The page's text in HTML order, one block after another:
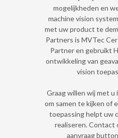
mogelijkheden en
machine vision
met uw product te
Partners is MVTec
Partner en gebruikt
ontwikkeling van
vision
Graag willen wij met u
om samen te kijken of
toepassing helpt uw
realiseren. Contact
aanvraag